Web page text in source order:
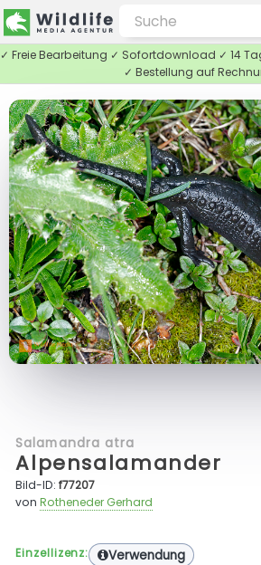
✓ Freie Bearbeitung ✓ Sofortdownload ✓ 14
✓ Bestellung auf
Salamandra atra
Alpensalamander
Bild-ID:f77207
vonRotheneder Gerhard
Einzellizenz: Verwendung